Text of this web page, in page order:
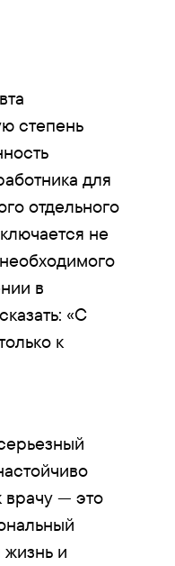
степень
для
отдельного
не
в
«С
к
врачу — это
жизнь и